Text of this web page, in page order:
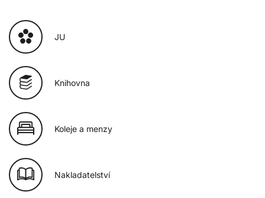
JU
Knihovna
Koleje a menzy
Nakladatelství